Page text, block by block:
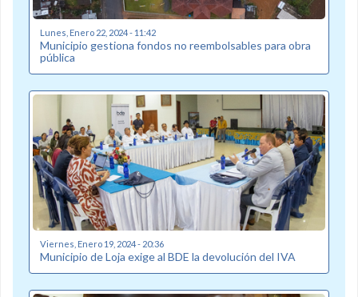
Lunes, Enero 22, 2024 - 11:42
Municipio gestiona fondos no reembolsables para obra
pública
Viernes, Enero 19, 2024 - 20:36
Municipio de Loja exige al BDE la devolución del IVA